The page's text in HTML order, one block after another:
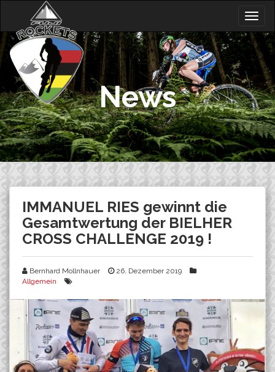
content
News
IMMANUEL RIES gewinnt die
Gesamtwertung der BIELHER
CROSS CHALLENGE 2019 !
Bernhard Mollnhauer
26. Dezember 2019
Allgemein